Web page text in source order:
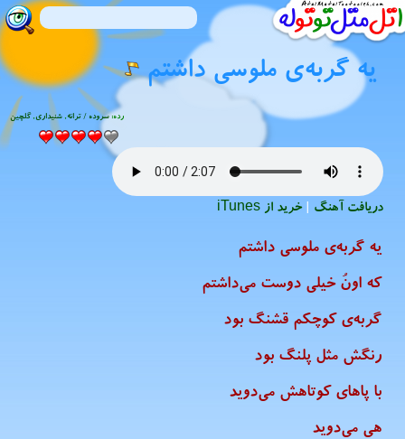
یه گربه‌ی ملوسی داشتم
رده:سروده / ترانه,شنیدارى,گلچین
دریافت آهنگ |خرید از iTunes
یه گربه‌ی ملوسی داشتم
که اونُ خیلی دوست می‌داشتم
گربه‌ی کوچکم قشنگ بود
رنگش مثل پلنگ بود
با پاهای کوتاهش می‌دوید
هی می‌دوید